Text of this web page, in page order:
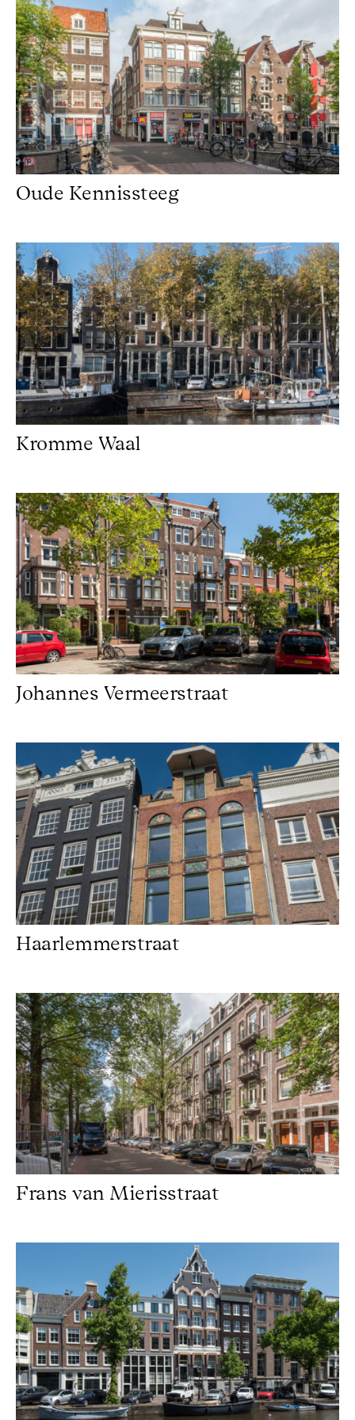
Oude Kennissteeg
Kromme Waal
Kromme Waal
Johannes Vermeerstraat
Johannes Vermeerstraat
Haarlemmerstraat
Haarlemmerstraat
Frans van Mierisstraat
Frans van Mierisstraat